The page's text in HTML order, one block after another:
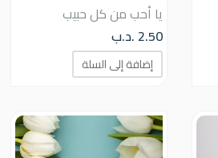
يا أحب من كل حبيب
2.50 .د.ب
إضافة إلى السلة